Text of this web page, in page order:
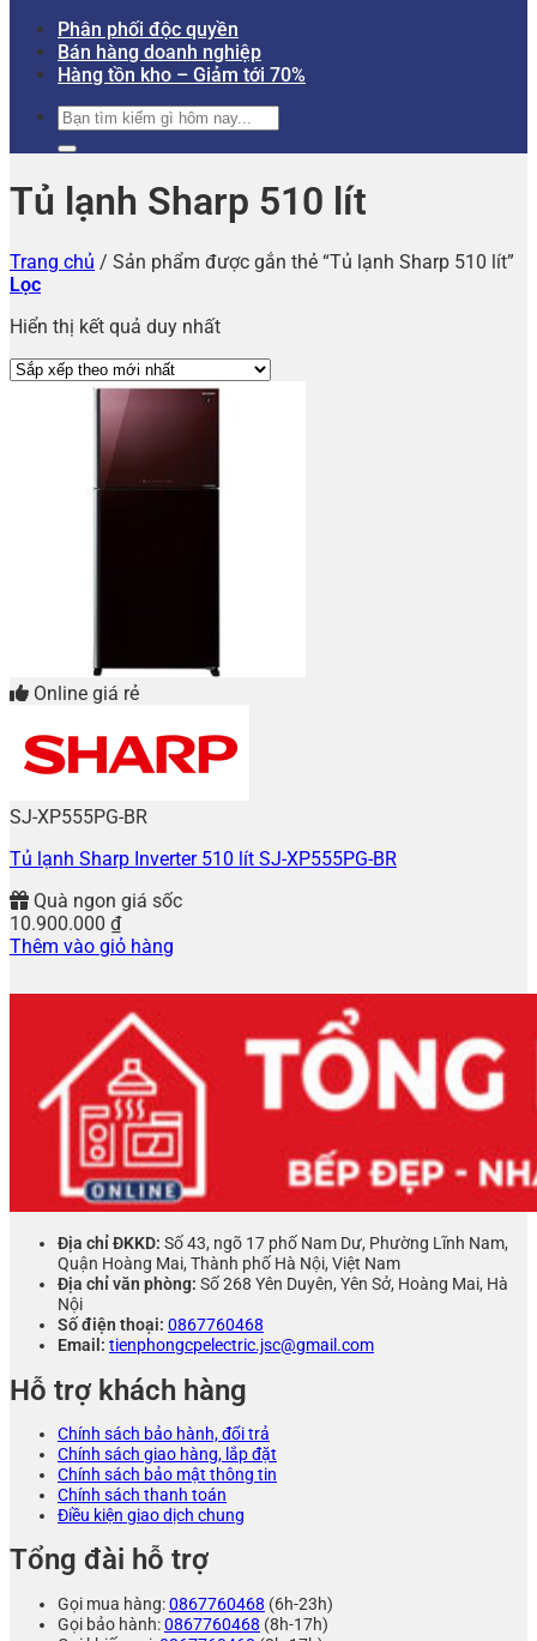
Phân phối độc quyền
Bán hàng doanh nghiệp
Hàng tồn kho – Giảm tới 70%
Tìm
kiếm:
Tủ lạnh Sharp 510 lít
Trang chủ / Sản phẩm được gắn thẻ “Tủ lạnh Sharp 510 lít”
Lọc
Hiển thị kết quả duy nhất
Online giá rẻ
SJ-XP555PG-BR
Tủ lạnh Sharp Inverter 510 lít SJ-XP555PG-BR
Quà ngon giá sốc
10.900.000 ₫
Thêm vào giỏ hàng
Địa chỉ ĐKKD: Số 43, ngõ 17 phố Nam Dư, Phường Lĩnh Nam,
Quận Hoàng Mai, Thành phố Hà Nội, Việt Nam
Địa chỉ văn phòng: Số 268 Yên Duyên, Yên Sở, Hoàng Mai, Hà
Nội
Số điện thoại: 0867760468
Email: tienphongcpelectric.jsc@gmail.com
Hỗ trợ khách hàng
Chính sách bảo hành, đổi trả
Chính sách giao hàng, lắp đặt
Chính sách bảo mật thông tin
Chính sách thanh toán
Điều kiện giao dịch chung
Tổng đài hỗ trợ
Gọi mua hàng:0867760468 (6h-23h)
Gọi bảo hành:0867760468 (8h-17h)